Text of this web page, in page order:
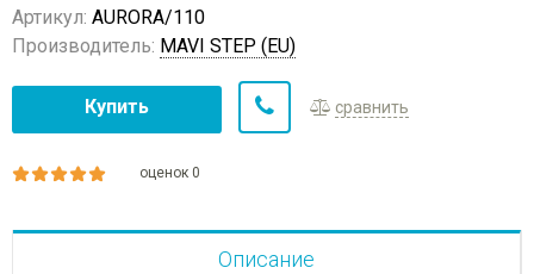
Артикул: AURORA/110
Производитель: MAVI STEP (EU)
Купить сравнить
оценок 0
Описание